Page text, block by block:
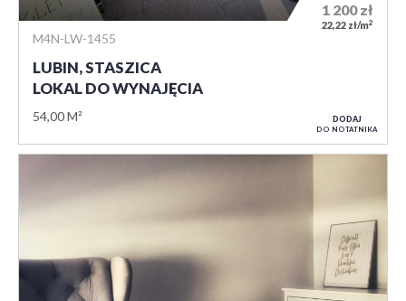
M4N-LW-1455
LUBIN, STASZICA
LOKAL DO WYNAJĘCIA
54,00 M²
1 200zł
22,22 zł/m2
DODAJ
DO NOTATNIKA